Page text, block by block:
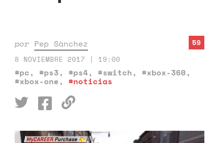
por Pep Sànchez
8 NOVIEMBRE 2017 | 19:00
#pc, #ps3, #ps4, #switch, #xbox-360,
#xbox-one, #noticias
59